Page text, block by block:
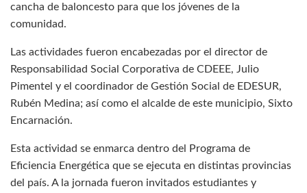
cancha de baloncesto para que los jóvenes de la
comunidad.
Las actividades fueron encabezadas por el director de
Responsabilidad Social Corporativa de CDEEE, Julio
Pimentel y el coordinador de Gestión Social de EDESUR,
Rubén Medina; así como el alcalde de este municipio, Sixto
Encarnación.
Esta actividad se enmarca dentro del Programa de
Eficiencia Energética que se ejecuta en distintas provincias
del país. A la jornada fueron invitados estudiantes y